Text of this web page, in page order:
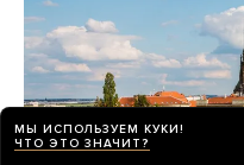
МЫ ИСПОЛЬЗУЕМ КУКИ!
ЧТО ЭТО ЗНАЧИТ?